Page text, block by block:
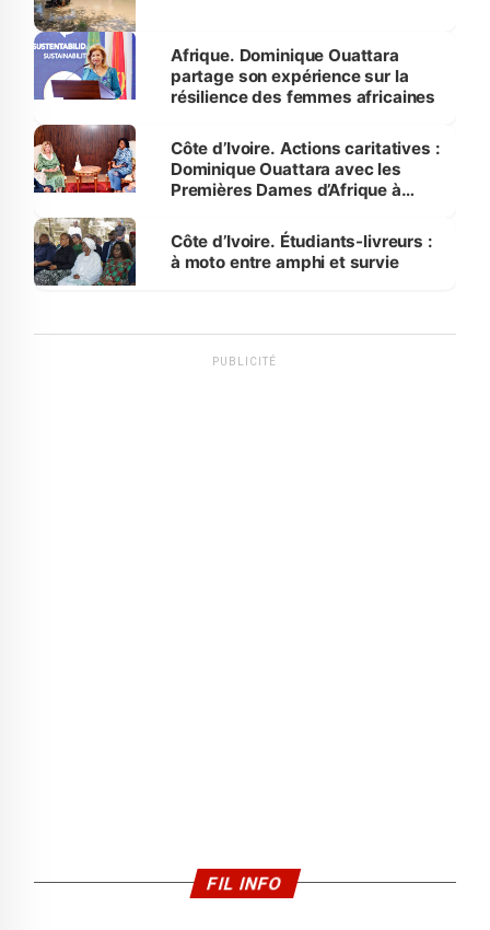
Afrique. Dominique Ouattara
partage son expérience sur la
résilience des femmes africaines
Côte d’Ivoire. Actions caritatives :
Dominique Ouattara avec les
Premières Dames d’Afrique à
Côte d’Ivoire. Étudiants-livreurs :
à moto entre amphi et survie
PUBLICITÉ
FIL INFO